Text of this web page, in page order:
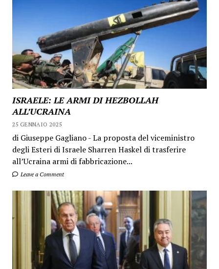
ISRAELE: LE ARMI DI HEZBOLLAH
ALL’UCRAINA
25 GENNAIO 2025
di Giuseppe Gagliano - La proposta del viceministro
degli Esteri di Israele Sharren Haskel di trasferire
all’Ucraina armi di fabbricazione...
Leave a Comment